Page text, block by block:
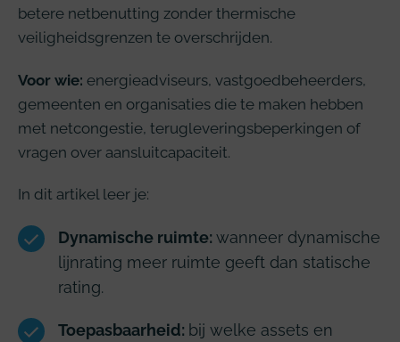
betere netbenutting zonder thermische
veiligheidsgrenzen te overschrijden.
Voor wie: energieadviseurs, vastgoedbeheerders,
gemeenten en organisaties die te maken hebben
met netcongestie, terugleveringsbeperkingen of
vragen over aansluitcapaciteit.
In dit artikel leer je:
Dynamische ruimte: wanneer dynamische
lijnrating meer ruimte geeft dan statische
rating.
Toepasbaarheid: bij welke assets en